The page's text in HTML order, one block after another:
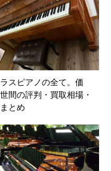
スピアノの全て。価
間の評判・買取相場・
とめ